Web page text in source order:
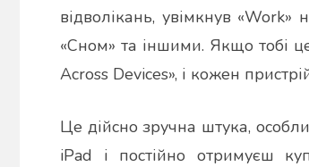
відволікань, увімкнув
«Сном» та іншими. Якщо тобі
Across Devices», і кожен
Це дійсно зручна штука,
iPad і постійно отримуєш